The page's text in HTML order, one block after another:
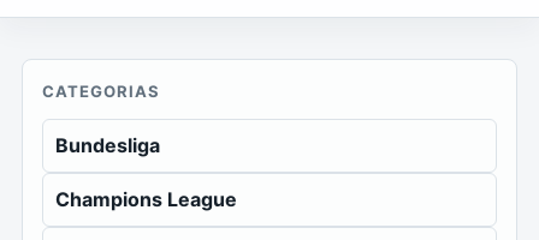
CATEGORIAS
Bundesliga
Champions League